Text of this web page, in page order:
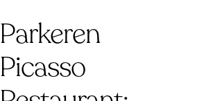
Parkeren
Picasso